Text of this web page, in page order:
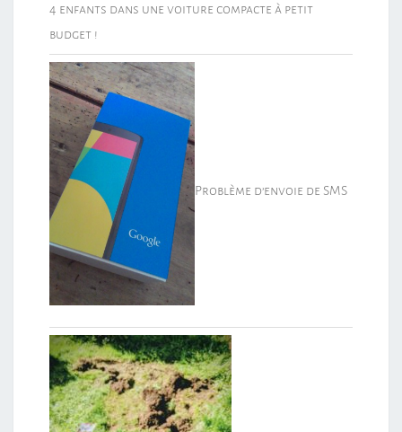
4 enfants dans une voiture compacte à petit
budget !
Problème d’envoie de SMS